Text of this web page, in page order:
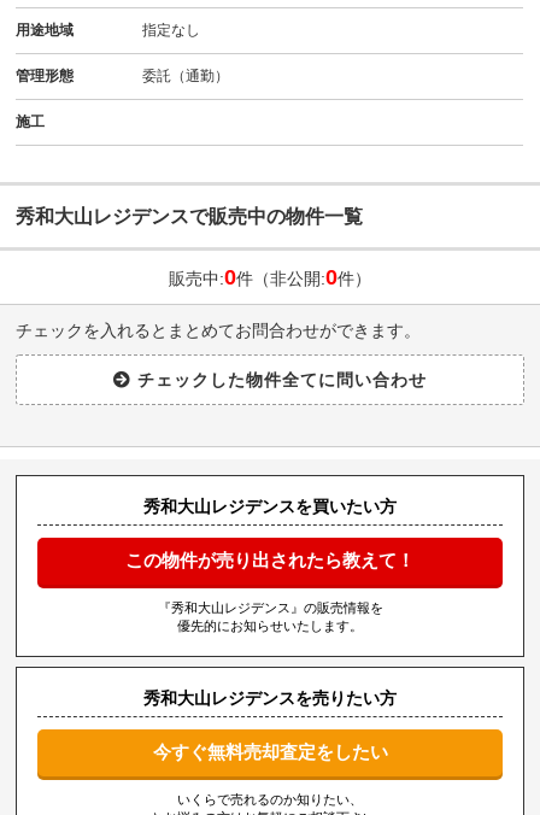
用途地域 指定なし
管理形態 委託（通勤）
施工
秀和大山レジデンスで販売中の物件一覧
販売中:0件（非公開:0件）
チェックを入れるとまとめてお問合わせができます。
秀和大山レジデンスを買いたい方
この物件が売り出されたら教えて！
『秀和大山レジデンス』の販売情報を
優先的にお知らせいたします。
秀和大山レジデンスを売りたい方
今すぐ無料売却査定をしたい
いくらで売れるのか知りたい、